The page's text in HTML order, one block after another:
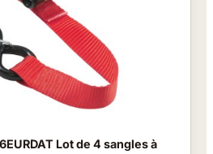
Lot de 4 sangles à